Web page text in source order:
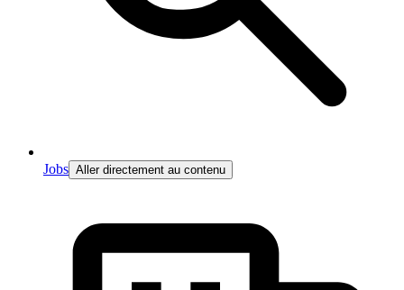
Jobs Aller directement au contenu